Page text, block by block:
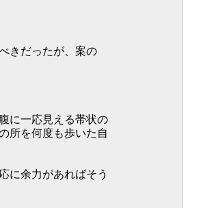
きだったが、案の
に一応見える帯状の
所を何度も歩いた自
に余力があればそう